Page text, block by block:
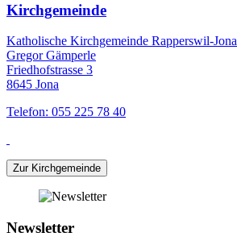
Kirchgemeinde
Katholische Kirchgemeinde Rapperswil-Jona
Gregor Gämperle
Friedhofstrasse 3
8645 Jona
Telefon: 055 225 78 40
Zur Kirchgemeinde
Newsletter